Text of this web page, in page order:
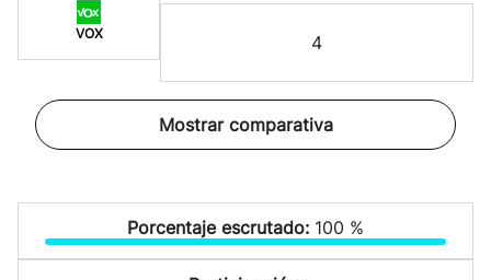
VOX 4
Mostrar comparativa
Porcentaje escrutado: 100 %